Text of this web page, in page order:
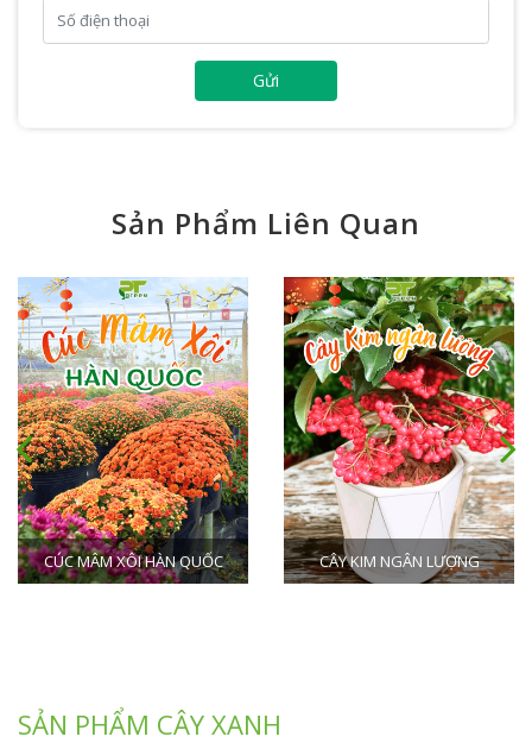
Gửi
Sản Phẩm Liên Quan
XÔI HÀN QUỐC CÂY KIM NGÂN LƯỢNG
SẢN PHẨM CÂY XANH